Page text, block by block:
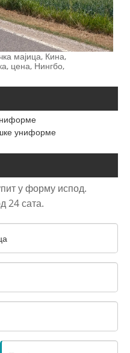
мајица, Кина,
цена, Нингбо,
униформе
у форму испод.
24 сата.